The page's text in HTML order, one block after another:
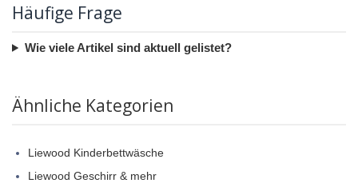
Häufige Frage
Wie viele Artikel sind aktuell gelistet?
Ähnliche Kategorien
Liewood Kinderbettwäsche
Liewood Geschirr & mehr